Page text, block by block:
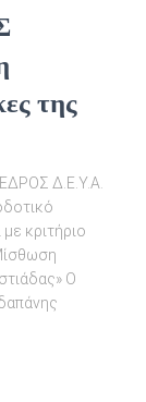
της
Δ.Ε.Υ.Α.
κριτήριο
Ο